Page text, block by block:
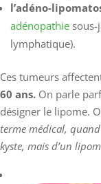
l’adéno-
adénopathie sous-
lymphatique).
Ces tumeurs
60 ans. On parle
désigner le lipome.
terme médical, quand
kyste, mais d’un